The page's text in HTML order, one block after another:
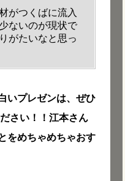
がつくばに流入
ないのが現状で
がたいなと思っ
いプレゼンは、ぜひ
さい！！江本さん
をめちゃめちゃおす